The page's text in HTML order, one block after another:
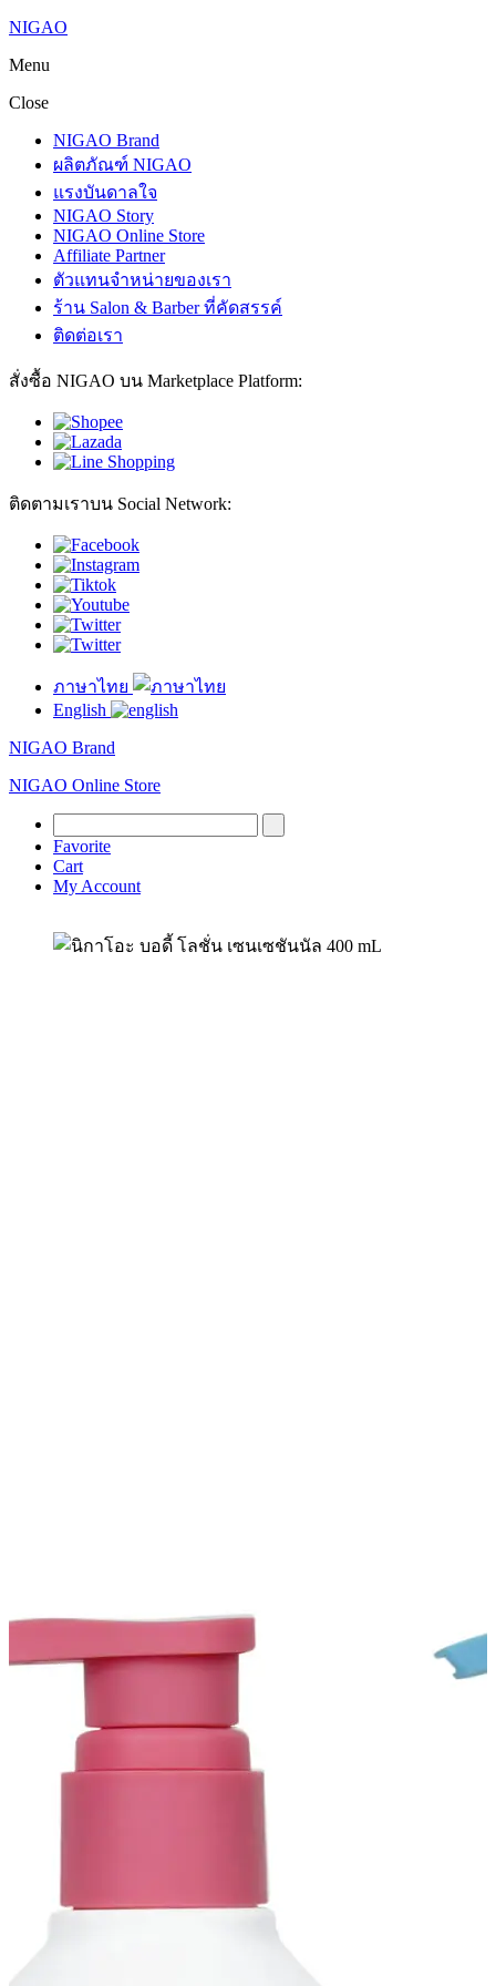
NIGAO
Menu
Close
NIGAO Brand
ผลิตภัณฑ์ NIGAO
แรงบันดาลใจ
NIGAO Story
NIGAO Online Store
Affiliate Partner
ตัวแทนจำหน่ายของเรา
ร้าน Salon & Barber ที่คัดสรรค์
ติดต่อเรา
สั่งซื้อ NIGAO บน Marketplace Platform:
ติดตามเราบน Social Network:
ภาษาไทย
English
NIGAO Brand
NIGAO Online Store
Favorite
Cart
My Account